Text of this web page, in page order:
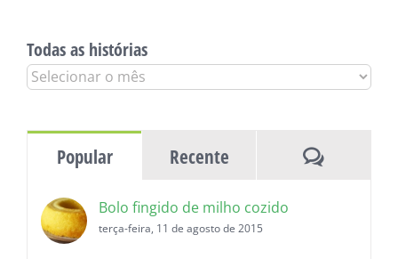
Todas as histórias
Todas
Popular Recente
Bolo fingido de milho cozido
terça-feira, 11 de agosto de 2015